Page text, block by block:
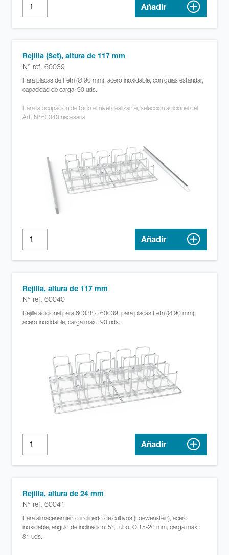
Añadir
Rejilla (Set), altura de 117 mm
N° ref. 60039
Para placas de Petri (Ø 90 mm), acero inoxidable, con guías estándar,
capacidad de carga: 90 uds.
Para la ocupación de todo el nivel deslizante, selección adicional del
Art. Nº 60040 necesaria
Añadir
Rejilla, altura de 117 mm
N° ref. 60040
Rejilla adicional para 60038 o 60039, para placas Petri (Ø 90 mm),
acero inoxidable, carga máx.: 90 uds.
Añadir
Rejilla, altura de 24 mm
N° ref. 60041
Para almacenamiento inclinado de cultivos (Loewenstein), acero
inoxidable, ángulo de inclinación: 5°, tubo: Ø 15-20 mm, carga máx.:
81 uds.